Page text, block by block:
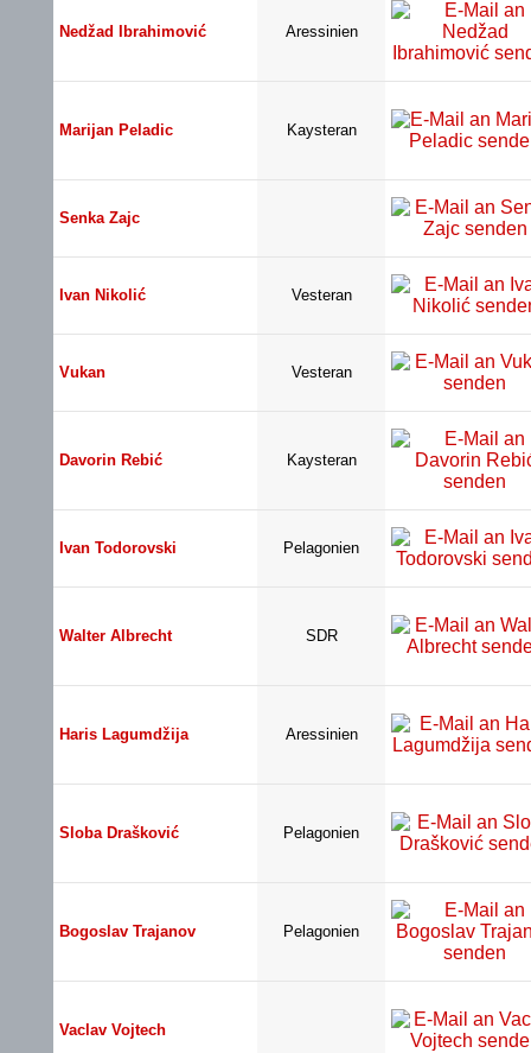
Nedžad Ibrahimović Aressinien
Marijan Peladic Kaysteran
Senka Zajc
Ivan Nikolić Vesteran
Vukan Vesteran
Davorin Rebić Kaysteran
Ivan Todorovski Pelagonien
Walter Albrecht SDR
Haris Lagumdžija Aressinien
Sloba Drašković Pelagonien
Bogoslav Trajanov Pelagonien
Vaclav Vojtech